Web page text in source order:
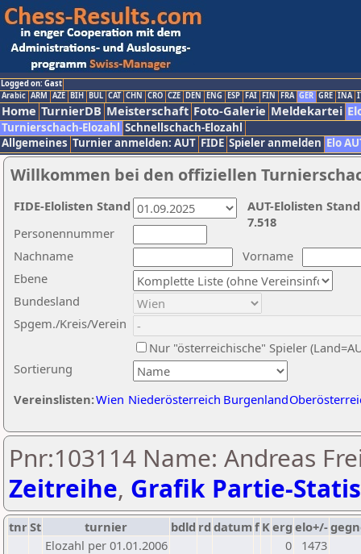
Logged on: Gast
Arabic ARM AZE BIH BUL CAT CHN CRO CZE DEN ENG ESP FAI FIN FRA GER GRE INA
Home TurnierDB Meisterschaft Foto-Galerie Meldekartei
Turnierschach-Elozahl Schnellschach-Elozahl
Allgemeines Turnier anmelden: AUT FIDE Spieler anmelden Elo
Willkommen bei den offiziellen
Nachname
Vorname
Ebene
Sortierung
Personennummer
Bundesland
Spgem./Kreis/Verein
Nur "österreichische" Spieler
Vereinslisten:Wien Niederösterreich Burgenland
AUT-Elolisten
7.518
FIDE-Elolisten Stand
Pnr:103114 Name: Andreas
Zeitreihe, Grafik Partie-
tnrSt turnier bdld rd datumf Kerg elo+/-
Elozahl per 01.01.2006
0
1473